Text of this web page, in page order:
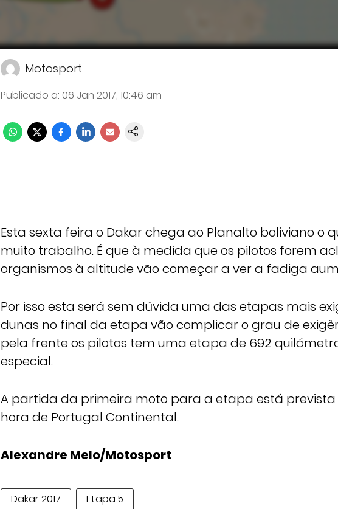
Motosport
Publicado a: 06 Jan 2017, 10:46 am
Esta sexta feira o Dakar chega ao Planalto boliviano o
muito trabalho. É que à medida que os pilotos forem
organismos à altitude vão começar a ver a fadiga
Por isso esta será sem dúvida uma das etapas mais
dunas no final da etapa vão complicar o grau de
pela frente os pilotos tem uma etapa de 692
especial.
A partida da primeira moto para a etapa está prevista
hora de Portugal Continental.
Alexandre Melo/Motosport
Dakar 2017 Etapa 5